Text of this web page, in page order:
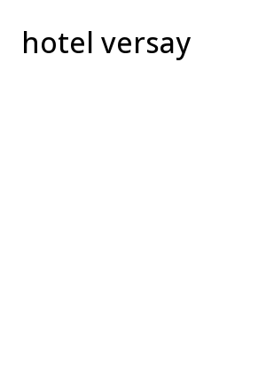
hotel versay